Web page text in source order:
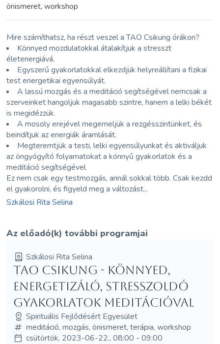
önismeret, workshop
Mire számíthatsz, ha részt veszel a TAO Csikung órákon?
Könnyed mozdulatokkal átalakítjuk a stresszt
életenergiává.
Egyszerű gyakorlatokkal elkezdjük helyreállítani a fizikai
test energetikai egyensúlyát.
A lassú mozgás és a meditáció segítségével nemcsak a
szerveinket hangoljuk magasabb szintre, hanem a lelki békét
is megidézzük.
A mosoly erejével megemeljük a rezgésszintünket, és
beindítjuk az energiák áramlását.
Megteremtjük a testi, lelki egyensúlyunkat és aktiváljuk
az öngyógyító folyamatokat a könnyű gyakorlatok és a
meditáció segítségével
Ez nem csak egy testmozgás, annál sokkal több. Csak kezdd
el gyakorolni, és figyeld meg a változást...
Szkálosi Rita Selina
Az előadó(k) további programjai
Szkálosi Rita Selina
TAO Csikung - könnyed,
energetizáló, stresszoldó
gyakorlatok meditációval
Spirituális Fejlődésért Egyesület
meditáció, mozgás, önismeret, terápia, workshop
csütörtök, 2023-06-22., 08:00 - 09:00